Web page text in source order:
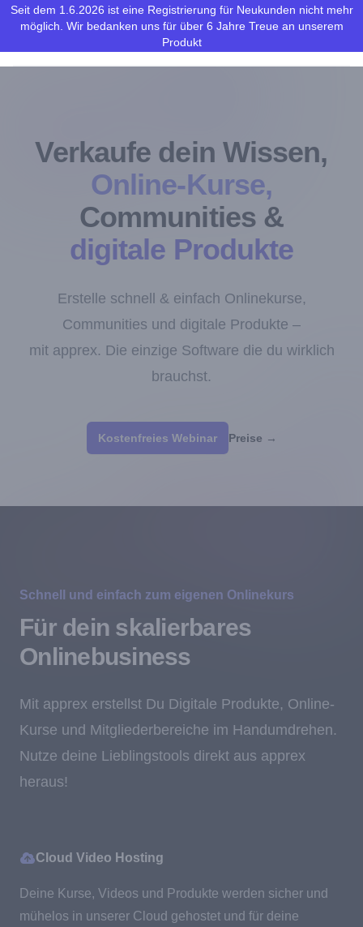
Seit dem 1.6.2026 ist eine Registrierung für Neukunden nicht mehr
möglich. Wir bedanken uns für über 6 Jahre Treue an unserem
Produkt
apprex
Verkaufe dein Wissen,
Online-Kurse,
Communities &
digitale Produkte
Erstelle schnell & einfach Onlinekurse,
Communities und digitale Produkte –
mit apprex. Die einzige Software die du wirklich
brauchst.
Kostenfreies Webinar Preise →
Schnell und einfach zum eigenen Onlinekurs
Für dein skalierbares
Onlinebusiness
Mit apprex erstellst Du Digitale Produkte, Online-
Kurse und Mitgliederbereiche im Handumdrehen.
Nutze deine Lieblingstools direkt aus apprex
heraus!
Cloud Video Hosting
Deine Kurse, Videos und Produkte werden sicher und
mühelos in unserer Cloud gehostet und für deine